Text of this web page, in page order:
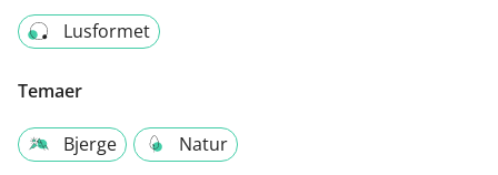
Lusformet
Temaer
Bjerge Natur